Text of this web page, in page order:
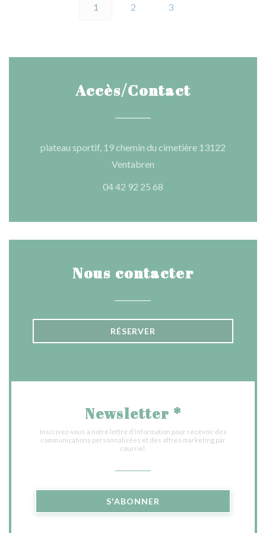
1 2 3
Accès/Contact
plateau sportif, 19 chemin du cimetière 13122
Ventabren
04 42 92 25 68
Nous contacter
RÉSERVER
Newsletter *
Inscrivez-vous à notre lettre d'information pour recevoir des
communications personnalisées et des offres marketing par
courriel.
S'ABONNER